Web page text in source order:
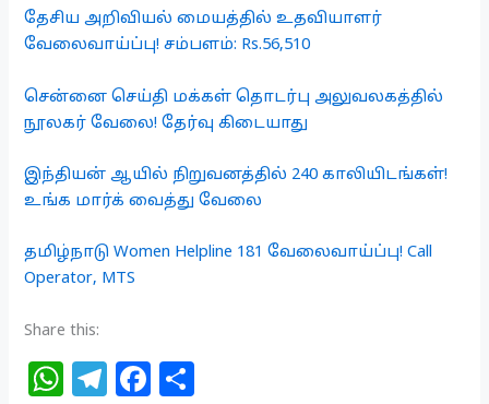
தேசிய அறிவியல் மையத்தில் உதவியாளர்
வேலைவாய்ப்பு! சம்பளம்: Rs.56,510
சென்னை செய்தி மக்கள் தொடர்பு அலுவலகத்தில்
நூலகர் வேலை! தேர்வு கிடையாது
இந்தியன் ஆயில் நிறுவனத்தில் 240 காலியிடங்கள்!
உங்க மார்க் வைத்து வேலை
தமிழ்நாடு Women Helpline 181 வேலைவாய்ப்பு! Call
Operator, MTS
Share this:
W T
F